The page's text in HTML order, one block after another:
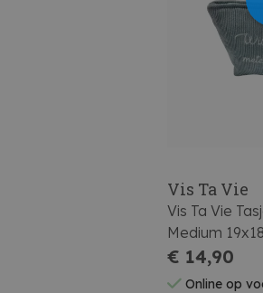
Vis Ta Vie
Vis Ta Vie
Medium
Wil Je Mij
€ 14,90
Online op